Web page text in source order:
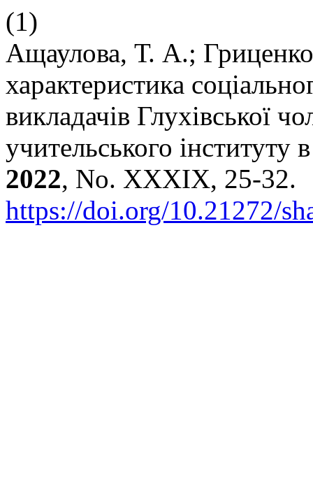
(1)
Ащаулова, Т. А.;
характеристика
викладачів Глухівської
учительського
2022, No. XXXIX, 25-32.
https://doi.org/10.21272/